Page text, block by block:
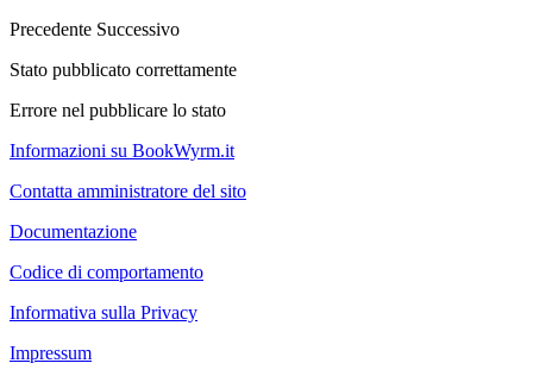
Precedente Successivo
Stato pubblicato correttamente
Errore nel pubblicare lo stato
Informazioni su BookWyrm.it
Contatta amministratore del sito
Documentazione
Codice di comportamento
Informativa sulla Privacy
Impressum